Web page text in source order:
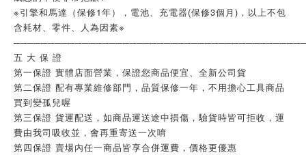
※引擎和馬達（保修1年），電池、充電器(保修3個月)，以上不包
含耗材、零件、人為因素※
五 大 保 證
第一保證 實體店面營業，保證您商品便宜、全新公司貨
第二保證 配有專業維修部門，品質保修一年，不用擔心工具商品
買到變孤兒喔
第三保證 貨運配送，如商品運送途中損傷，驗貨時皆可拒收，運
費由我司吸收並，會再重寄送一次唷
第四保證 賣場內任一商品皆享合併運費，價格更優惠